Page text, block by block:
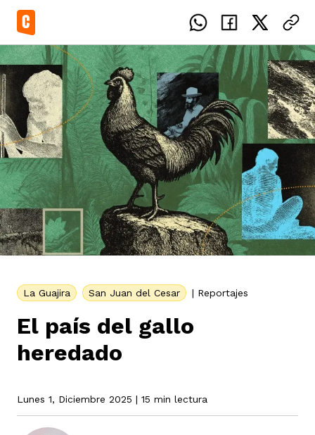
La Guajira San Juan del Cesar | Reportajes
El país del gallo
heredado
Lunes 1, Diciembre 2025 | 15 min lectura
país
del Caguán
del Cesar
Codazzi
Consonante